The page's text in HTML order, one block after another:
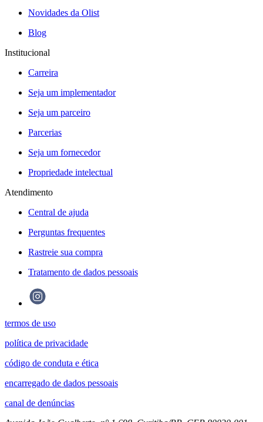
Novidades da Olist
Blog
Institucional
Carreira
Seja um implementador
Seja um parceiro
Parcerias
Seja um fornecedor
Propriedade intelectual
Atendimento
Central de ajuda
Perguntas frequentes
Rastreie sua compra
Tratamento de dados pessoais
termos de uso
política de privacidade
código de conduta e ética
encarregado de dados pessoais
canal de denúncias